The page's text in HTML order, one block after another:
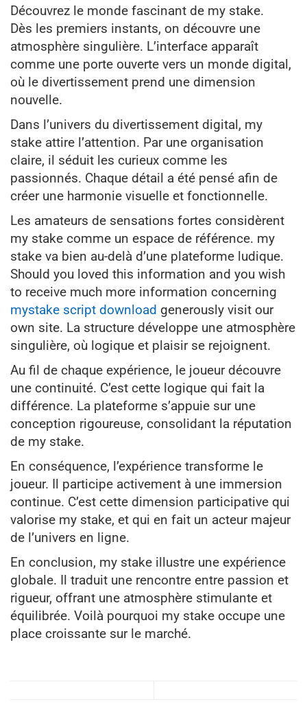
Découvrez le monde fascinant de my stake.
Dès les premiers instants, on découvre une
atmosphère singulière. L’interface apparaît
comme une porte ouverte vers un monde digital,
où le divertissement prend une dimension
nouvelle.
Dans l’univers du divertissement digital, my
stake attire l’attention. Par une organisation
claire, il séduit les curieux comme les
passionnés. Chaque détail a été pensé afin de
créer une harmonie visuelle et fonctionnelle.
Les amateurs de sensations fortes considèrent
my stake comme un espace de référence. my
stake va bien au-delà d’une plateforme ludique.
Should you loved this information and you wish
to receive much more information concerning
mystake script download generously visit our
own site. La structure développe une atmosphère
singulière, où logique et plaisir se rejoignent.
Au fil de chaque expérience, le joueur découvre
une continuité. C’est cette logique qui fait la
différence. La plateforme s’appuie sur une
conception rigoureuse, consolidant la réputation
de my stake.
En conséquence, l’expérience transforme le
joueur. Il participe activement à une immersion
continue. C’est cette dimension participative qui
valorise my stake, et qui en fait un acteur majeur
de l’univers en ligne.
En conclusion, my stake illustre une expérience
globale. Il traduit une rencontre entre passion et
rigueur, offrant une atmosphère stimulante et
équilibrée. Voilà pourquoi my stake occupe une
place croissante sur le marché.